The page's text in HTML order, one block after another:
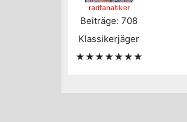
radfanatiker
Beiträge: 708
Klassikerjäger
★★★★★★★